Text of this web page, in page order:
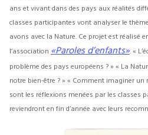
ans et vivant dans des pays aux réalités
classes participantes vont analyser le
avons avec la Nature. Ce projet est réalisé
l’association «Paroles d’enfants». «
problème des pays européens ? » « La
notre bien-être ? » « Comment imaginer un
sont les réflexions menées par les classes
reviendront en fin d’année avec leurs